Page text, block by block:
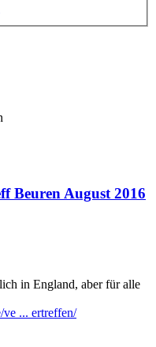
Beuren August 2016
in England, aber für alle
... ertreffen/